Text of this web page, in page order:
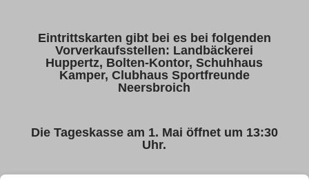
Eintrittskarten gibt bei es bei folgenden
Vorverkaufsstellen: Landbäckerei
Huppertz, Bolten-Kontor, Schuhhaus
Kamper, Clubhaus Sportfreunde
Neersbroich
Die Tageskasse am 1. Mai öffnet um 13:30
Uhr.